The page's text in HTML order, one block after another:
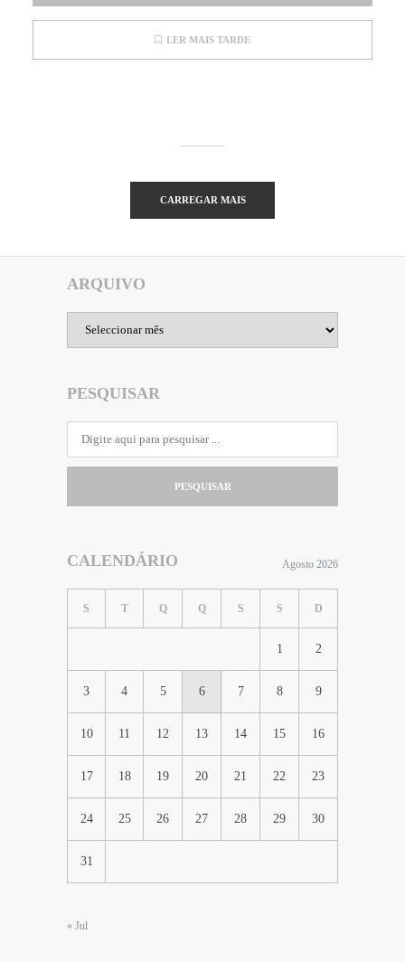
LER MAIS TARDE
CARREGAR MAIS
ARQUIVO
PESQUISAR
PESQUISAR
CALENDÁRIO Agosto 2026
S T Q Q S S D
1 2
3 4 5 6 7 8 9
10 11 12 13 14 15 16
17 18 19 20 21 22 23
24 25 26 27 28 29 30
31
« Jul